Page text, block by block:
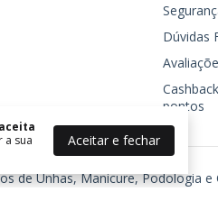
a sua
Aceitar e fechar
Dúvidas
pontos
de Unhas, Manicure, Podologia e